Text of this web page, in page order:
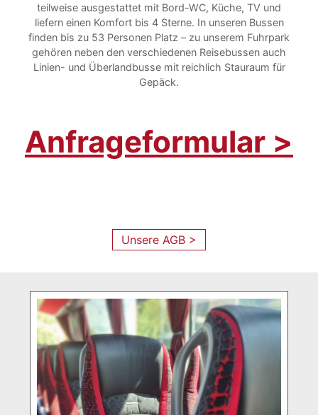
teilweise ausgestattet mit Bord-WC, Küche, TV und
liefern einen Komfort bis 4 Sterne. In unseren Bussen
finden bis zu 53 Personen Platz – zu unserem Fuhrpark
gehören neben den verschiedenen Reisebussen auch
Linien- und Überlandbusse mit reichlich Stauraum für
Gepäck.
Anfrageformular >
Unsere AGB >